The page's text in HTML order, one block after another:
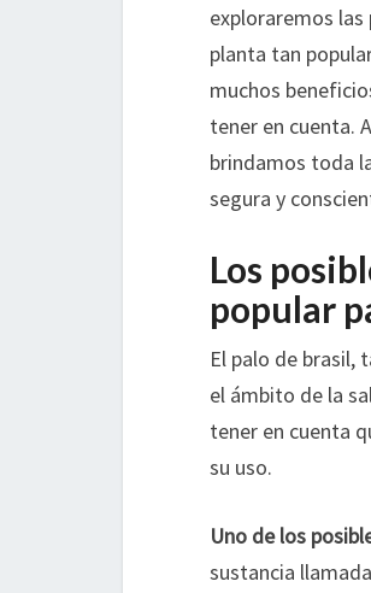
exploraremos las
planta tan
muchos
tener en cuenta.
brindamos toda
segura y
Los
popular
El palo de brasil,
el ámbito de la
tener en cuenta
su uso.
Uno de los
sustancia